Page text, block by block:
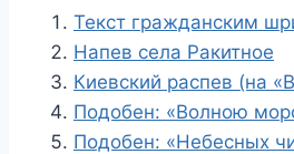
Текст гражданским
Напев села Ракитное
Киевский распев (на
Подобен: «Волною
Подобен: «Небесных